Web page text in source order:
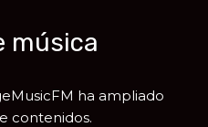
música
ha ampliado
contenidos.